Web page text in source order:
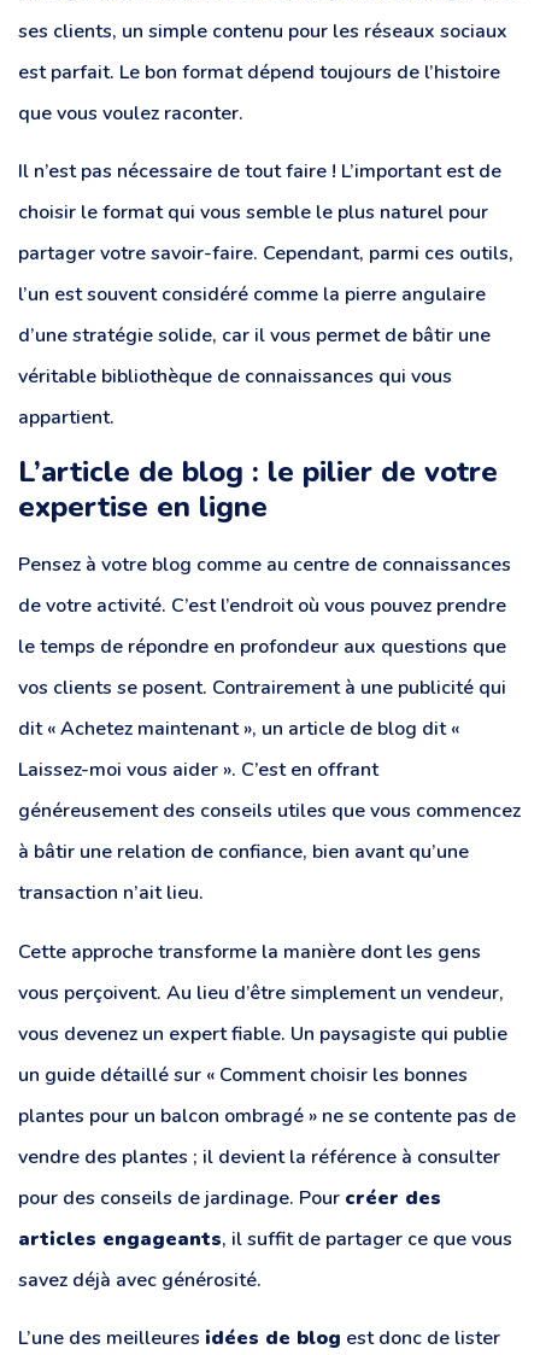
ses clients, un simple contenu pour les réseaux sociaux
est parfait. Le bon format dépend toujours de l’histoire
que vous voulez raconter.
Il n’est pas nécessaire de tout faire ! L’important est de
choisir le format qui vous semble le plus naturel pour
partager votre savoir-faire. Cependant, parmi ces outils,
l’un est souvent considéré comme la pierre angulaire
d’une stratégie solide, car il vous permet de bâtir une
véritable bibliothèque de connaissances qui vous
appartient.
L’article de blog : le pilier de votre
expertise en ligne
Pensez à votre blog comme au centre de connaissances
de votre activité. C’est l’endroit où vous pouvez prendre
le temps de répondre en profondeur aux questions que
vos clients se posent. Contrairement à une publicité qui
dit « Achetez maintenant », un article de blog dit «
Laissez-moi vous aider ». C’est en offrant
généreusement des conseils utiles que vous commencez
à bâtir une relation de confiance, bien avant qu’une
transaction n’ait lieu.
Cette approche transforme la manière dont les gens
vous perçoivent. Au lieu d’être simplement un vendeur,
vous devenez un expert fiable. Un paysagiste qui publie
un guide détaillé sur « Comment choisir les bonnes
plantes pour un balcon ombragé » ne se contente pas de
vendre des plantes ; il devient la référence à consulter
pour des conseils de jardinage. Pour créer des
articles engageants, il suffit de partager ce que vous
savez déjà avec générosité.
L’une des meilleures idées de blog est donc de lister